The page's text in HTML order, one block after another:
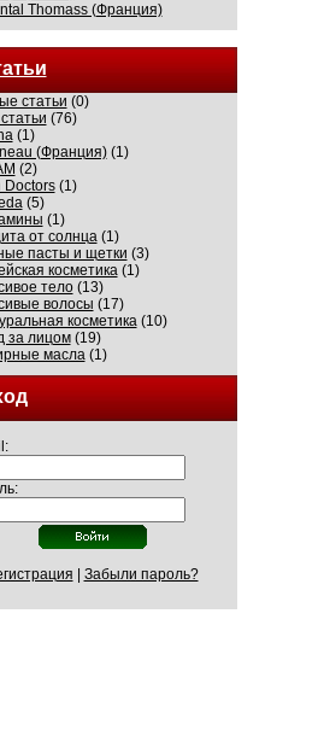
Thomass (Франция)
статьи (0)
(76)
(1)
(Франция)(1)
(2)
Doctors(1)
(5)
(1)
от солнца(1)
пасты и щетки (3)
косметика(1)
тело(13)
волосы (17)
косметика(10)
за лицом(19)
масла(1)
Забыли пароль?